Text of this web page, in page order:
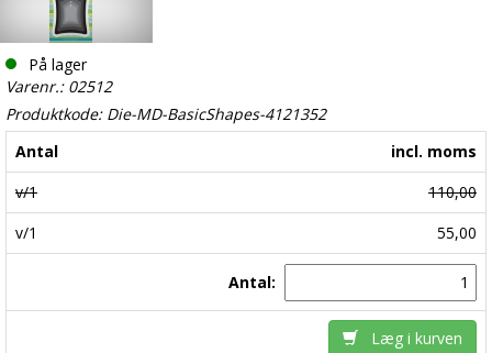
På lager
Varenr.: 02512
Produktkode: Die-MD-BasicShapes-4121352
Antal
incl. moms
v/1
110,00
v/1
55,00
Antal:
Læg i kurven